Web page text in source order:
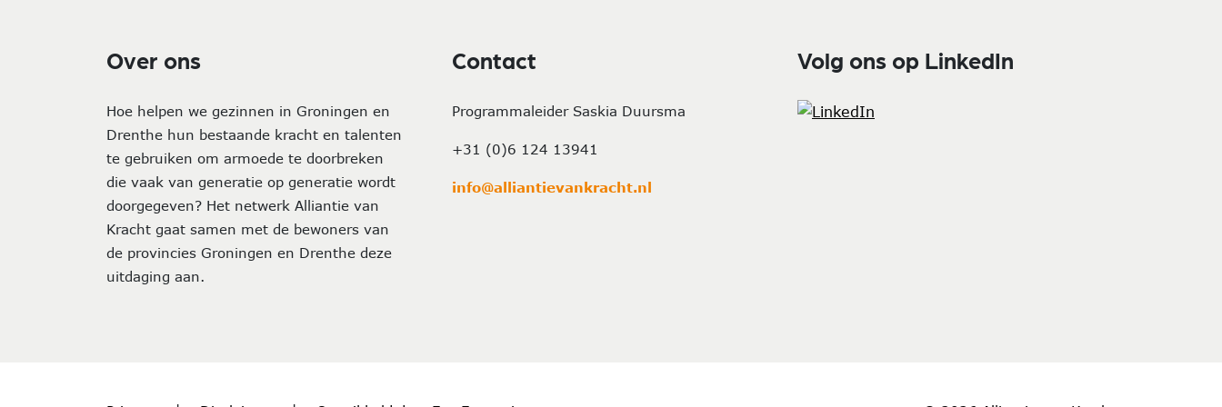
Over ons
Hoe helpen we gezinnen in Groningen en
Drenthe hun bestaande kracht en talenten
te gebruiken om armoede te doorbreken
die vaak van generatie op generatie wordt
doorgegeven? Het netwerk Alliantie van
Kracht gaat samen met de bewoners van
de provincies Groningen en Drenthe deze
uitdaging aan.
Contact
Programmaleider Saskia Duursma
+31 (0)6 124 13941
info@alliantievankracht.nl
Volg ons op LinkedIn